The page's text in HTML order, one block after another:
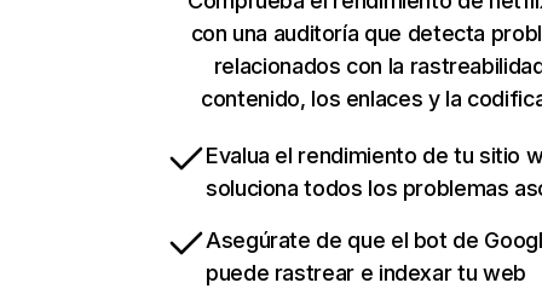
con una auditoría que detecta
relacionados con la
contenido, los enlaces y la
Evalua el rendimiento de tu sitio
soluciona todos los problemas
Asegúrate de que el bot de
puede rastrear e indexar tu web